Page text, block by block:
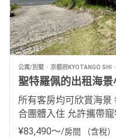
公寓/別墅 京都府KYOTANGO SHI
聖特羅佩的出租海景
所有客房均可欣賞海景
合團體入住 允許攜帶寵
¥83,490〜/房間 （含稅）